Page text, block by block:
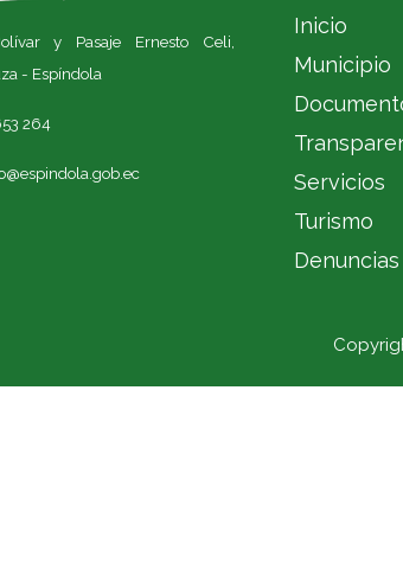
y Pasaje Ernesto Celi,
- Espíndola
264
Inicio
Municipio
Servicios
Turismo
Denuncias